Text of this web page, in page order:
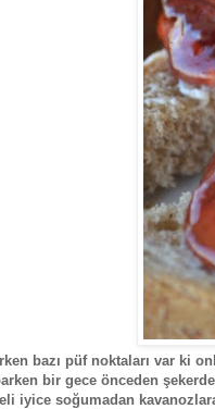
bazı püf noktaları var ki
bir gece önceden
iyice soğumadan